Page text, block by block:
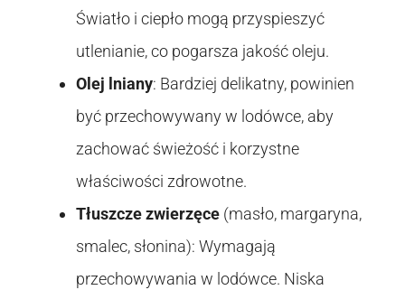
Światło i ciepło mogą przyspieszyć
utlenianie, co pogarsza jakość oleju.
Olej lniany: Bardziej delikatny, powinien
być przechowywany w lodówce, aby
zachować świeżość i korzystne
właściwości zdrowotne.
Tłuszcze zwierzęce (masło, margaryna,
smalec, słonina): Wymagają
przechowywania w lodówce. Niska